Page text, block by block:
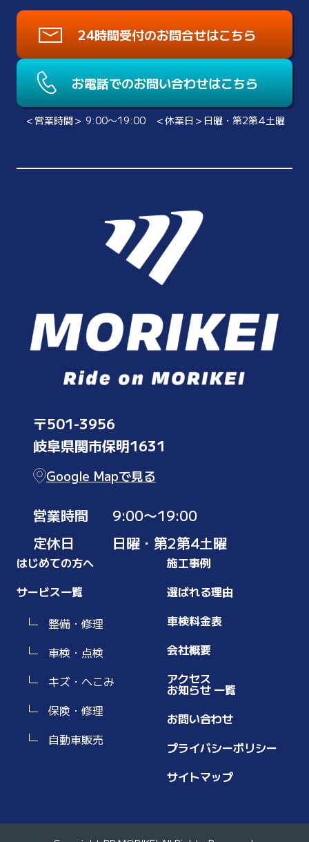
24時間受付のお問合せはこちら
お電話でのお問い合わせはこちら
＜営業時間＞ 9:00〜19:00 ＜休業日＞日曜・第2第4土曜
〒501-3956
岐阜県関市保明1631
Google Mapで見る
営業時間
9:00〜19:00
定休日
日曜・第2第4土曜
はじめての方へ
サービス一覧
整備・修理
車検・点検
キズ・へこみ
保険・修理
自動車販売
施工事例
選ばれる理由
車検料金表
会社概要
アクセス
お知らせ 一覧
お問い合わせ
プライバシーポリシー
サイトマップ